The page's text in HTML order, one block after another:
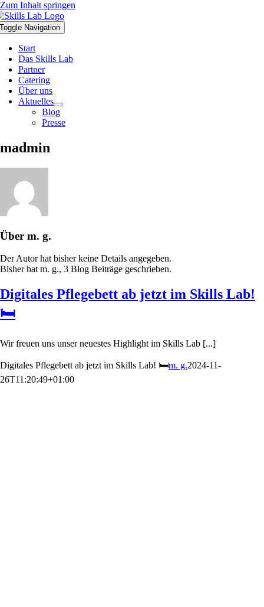
Zum Inhalt springen
Toggle Navigation
Start
Das Skills Lab
Partner
Catering
Über uns
Aktuelles
Blog
Presse
madmin
Über m. g.
Der Autor hat bisher keine Details angegeben.
Bisher hat m. g., 3 Blog Beiträge geschrieben.
Digitales Pflegebett ab jetzt im Skills Lab!
🛏
Wir freuen uns unser neuestes Highlight im Skills Lab [...]
Digitales Pflegebett ab jetzt im Skills Lab! 🛏m. g.2024-11-
26T11:20:49+01:00